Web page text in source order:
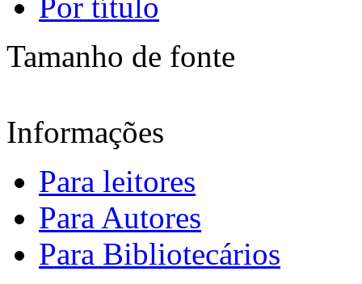
Tamanho de fonte
Informações
Para leitores
Para Autores
Para Bibliotecários